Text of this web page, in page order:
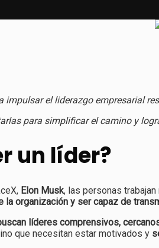
impulsar el liderazgo empresarial
para simplificar el camino y
un líder?
Elon Musk, las personas
la organización y ser capaz de
líderes comprensivos,
que necesitan estar motivados y